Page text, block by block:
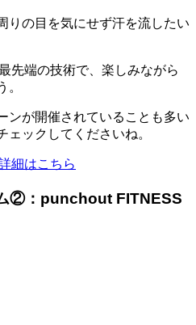
りの目を気にせず汗を流したい
先端の技術で、楽しみながら
。
ンが開催されていることも多い
ックしてくださいね。
細はこちら
②：punchout FITNESS